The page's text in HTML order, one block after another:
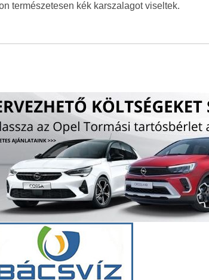
természetesen kék karszalagot viseltek.